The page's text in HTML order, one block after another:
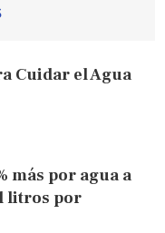
Cuidar el Agua
más por agua a
litros por